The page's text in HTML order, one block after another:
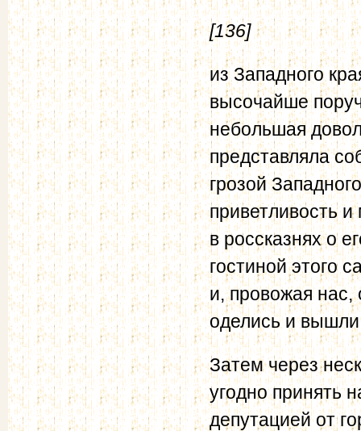
[136]
из Западного
высочайше
небольшая
представляла
грозой
приветливость и
в россказнях о
гостиной этого
и, провожая нас,
оделись и
Затем через
угодно принять
депутацией от